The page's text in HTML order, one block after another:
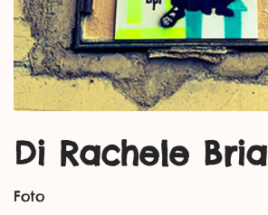
Di Rachele Bria
Foto